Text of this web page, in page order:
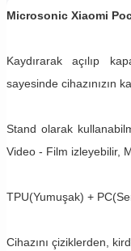
Microsonic Xiaomi
Kaydırarak açılıp
sayesinde cihazınızın
Stand olarak
Video - Film izleyebilir,
TPU(Yumuşak) +
Cihazını çiziklerden,